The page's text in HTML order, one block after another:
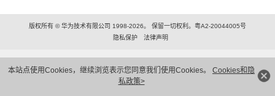
本站点使用Cookies，继续浏览表示您同意我们使用Cookies。 Cookies和隐
私政策>
版权所有 © 华为技术有限公司 1998-2026。 保留一切权利。粤A2-20044005号
隐私保护
法律声明